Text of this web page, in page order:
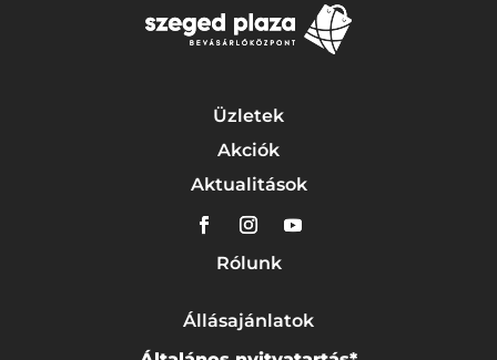
Üzletek
Akciók
Aktualitások
Rólunk
Állásajánlatok